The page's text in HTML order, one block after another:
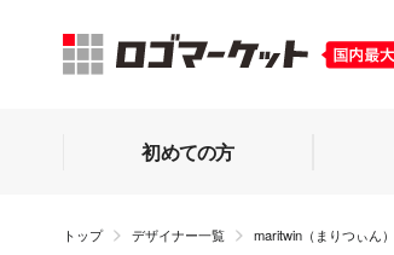
初めての方
トップ デザイナー一覧 maritwin（まりつぃん）